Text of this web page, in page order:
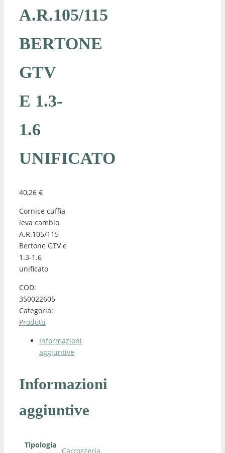
A.R.105/115
BERTONE
GTV
E 1.3-
1.6
UNIFICATO
40,26 €
Cornice cuffia
leva cambio
A.R.105/115
Bertone GTV e
1.3-1.6
unificato
COD:
350022605
Categoria:
Prodotti
Informazioni
aggiuntive
Informazioni
aggiuntive
Tipologia
Carrozzeria